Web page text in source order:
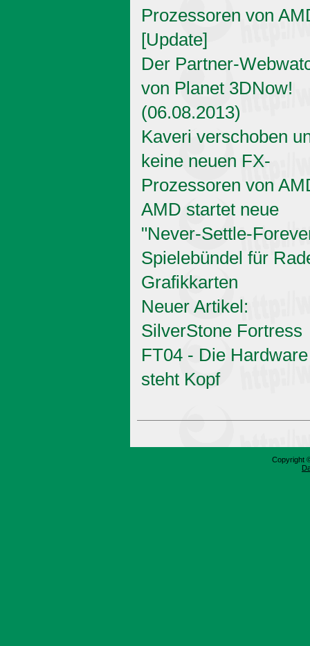
Prozessoren von
[Update]
Der Partner-
von Planet 3DNow!
(06.08.2013)
Kaveri verschoben
keine neuen FX-
Prozessoren von
AMD startet neue
"Never-Settle-
Spielebündel für
Grafikkarten
Neuer Artikel:
SilverStone Fortress
FT04 - Die Hardware
steht Kopf
Copyright